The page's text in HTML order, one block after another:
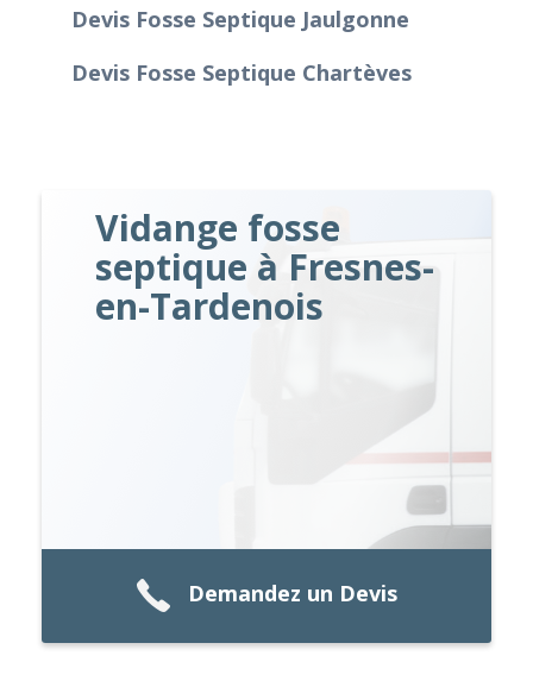
Devis Fosse Septique Jaulgonne
Devis Fosse Septique Chartèves
Vidange fosse
septique à Fresnes-
en-Tardenois
Demandez un Devis